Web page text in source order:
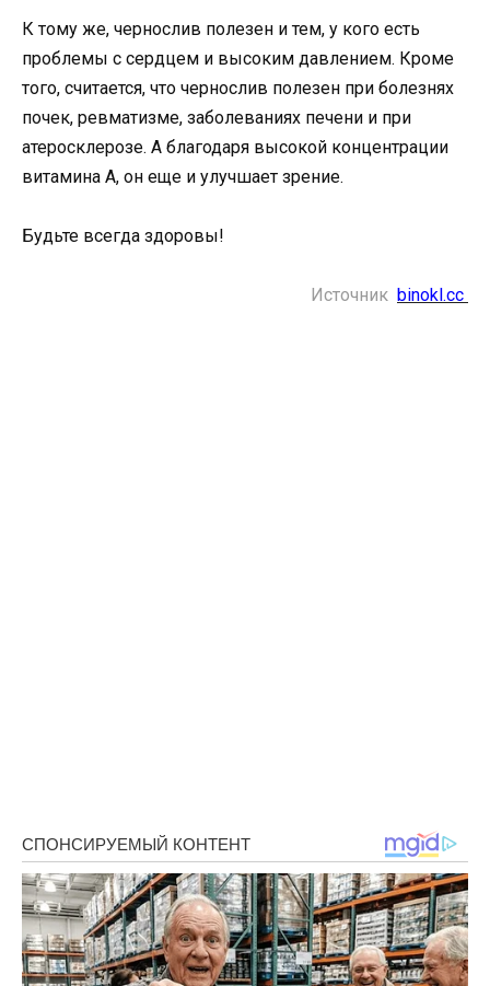
К тому же, чернослив полезен и тем, у кого есть
проблемы с сердцем и высоким давлением. Кроме
того, считается, что чернослив полезен при болезнях
почек, ревматизме, заболеваниях печени и при
атеросклерозе. А благодаря высокой концентрации
витамина А, он еще и улучшает зрение.
Будьте всегда здоровы!
Источник binokl.cc